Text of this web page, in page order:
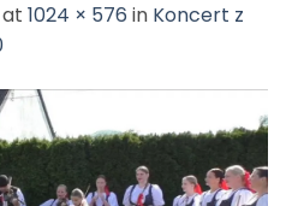
at 1024 × 576 in Koncert z